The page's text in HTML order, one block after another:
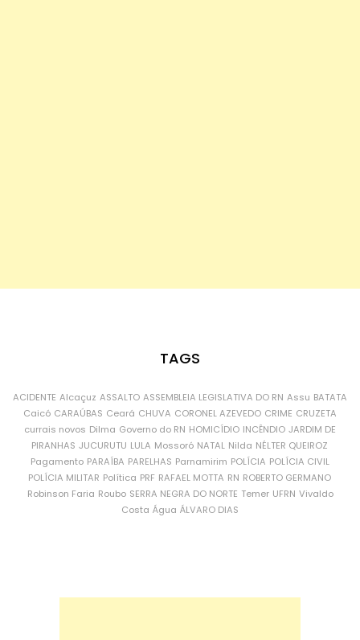
TAGS
ACIDENTE Alcaçuz ASSALTO ASSEMBLEIA LEGISLATIVA DO RN Assu BATATA
Caicó CARAÚBAS Ceará CHUVA CORONEL AZEVEDO CRIME CRUZETA
currais novos Dilma Governo do RN HOMICÍDIO INCÊNDIO JARDIM DE
PIRANHAS JUCURUTU LULA Mossoró NATAL Nilda NÉLTER QUEIROZ
Pagamento PARAÍBA PARELHAS Parnamirim POLÍCIA POLÍCIA CIVIL
POLÍCIA MILITAR Política PRF RAFAEL MOTTA RN ROBERTO GERMANO
Robinson Faria Roubo SERRA NEGRA DO NORTE Temer UFRN Vivaldo
Costa Água ÁLVARO DIAS